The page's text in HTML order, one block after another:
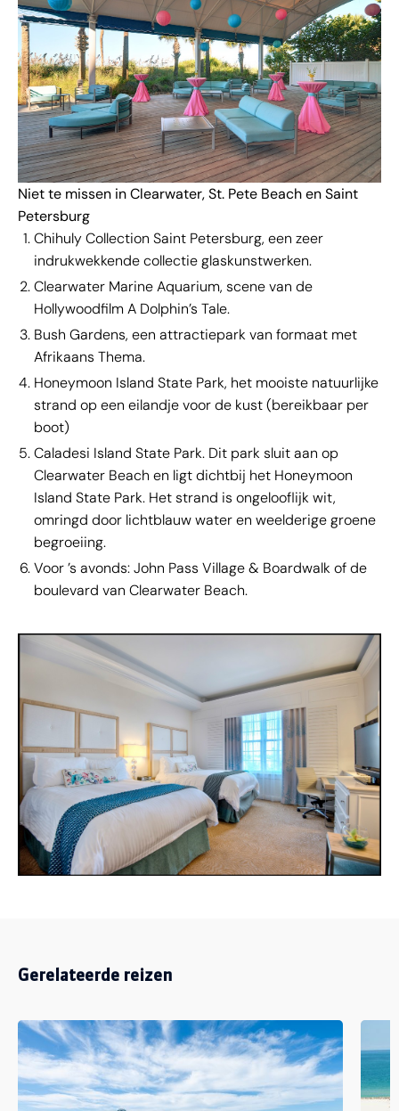
Niet te missen in Clearwater, St. Pete Beach en Saint
Petersburg
Chihuly Collection Saint Petersburg, een zeer
indrukwekkende collectie glaskunstwerken.
Clearwater Marine Aquarium, scene van de
Hollywoodfilm A Dolphin’s Tale.
Bush Gardens, een attractiepark van formaat met
Afrikaans Thema.
Honeymoon Island State Park, het mooiste natuurlijke
strand op een eilandje voor de kust (bereikbaar per
boot)
Caladesi Island State Park. Dit park sluit aan op
Clearwater Beach en ligt dichtbij het Honeymoon
Island State Park. Het strand is ongelooflijk wit,
omringd door lichtblauw water en weelderige groene
begroeiing.
Voor ’s avonds: John Pass Village & Boardwalk of de
boulevard van Clearwater Beach.
Gerelateerde reizen